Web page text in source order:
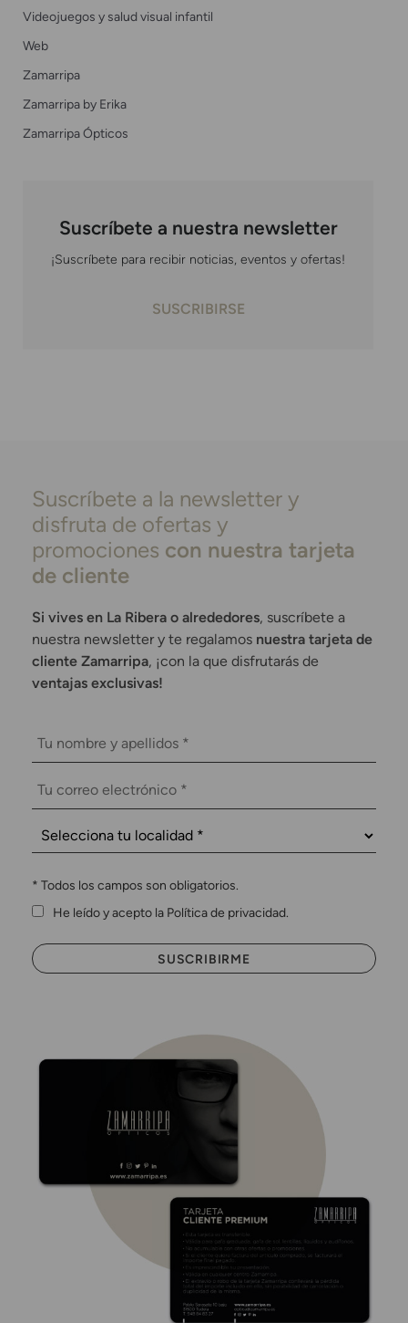
Videojuegos y salud visual infantil
Web
Zamarripa
Zamarripa by Erika
Zamarripa Ópticos
Suscríbete a nuestra newsletter
¡Suscríbete para recibir noticias, eventos y ofertas!
SUSCRIBIRSE
Suscríbete a la newsletter y
disfruta de ofertas y
promociones con nuestra tarjeta
de cliente
Si vives en La Ribera o alrededores, suscríbete a
nuestra newsletter y te regalamos nuestra tarjeta de
cliente Zamarripa, ¡con la que disfrutarás de
ventajas exclusivas!
* Todos los campos son obligatorios.
He leído y acepto la Política de privacidad.